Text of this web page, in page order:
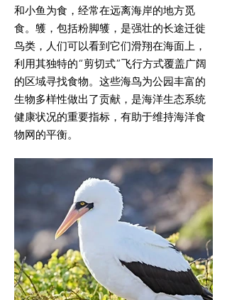
和小鱼为食，经常在远离海岸的地方觅
食。鹱，包括粉脚鹱，是强壮的长途迁徙
鸟类，人们可以看到它们滑翔在海面上，
利用其独特的“剪切式”飞行方式覆盖广阔
的区域寻找食物。这些海鸟为公园丰富的
生物多样性做出了贡献，是海洋生态系统
健康状况的重要指标，有助于维持海洋食
物网的平衡。